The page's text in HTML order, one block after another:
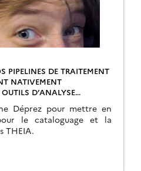
PIPELINES DE TRAITEMENT
NATIVEMENT
D’ANALYSE
Déprez pour mettre en
le cataloguage et la
THEIA.